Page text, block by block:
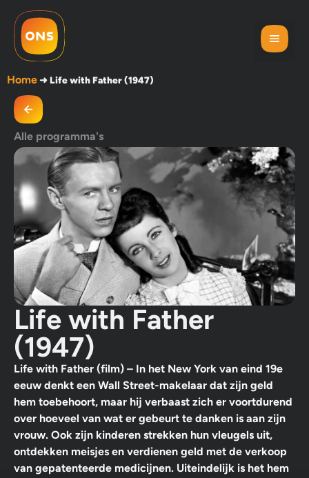
Home➜Life with Father (1947)
Alle programma's
Life with Father
(1947)
Life with Father (film) – In het New York van eind 19e
eeuw denkt een Wall Street-makelaar dat zijn geld
hem toebehoort, maar hij verbaast zich er voortdurend
over hoeveel van wat er gebeurt te danken is aan zijn
vrouw. Ook zijn kinderen strekken hun vleugels uit,
ontdekken meisjes en verdienen geld met de verkoop
van gepatenteerde medicijnen. Uiteindelijk is het hem